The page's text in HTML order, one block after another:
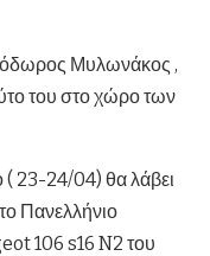
Μυλωνάκος ,
του στο χώρο των
( 23-24/04) θα λάβει
Πανελλήνιο
106 s16 N2 του